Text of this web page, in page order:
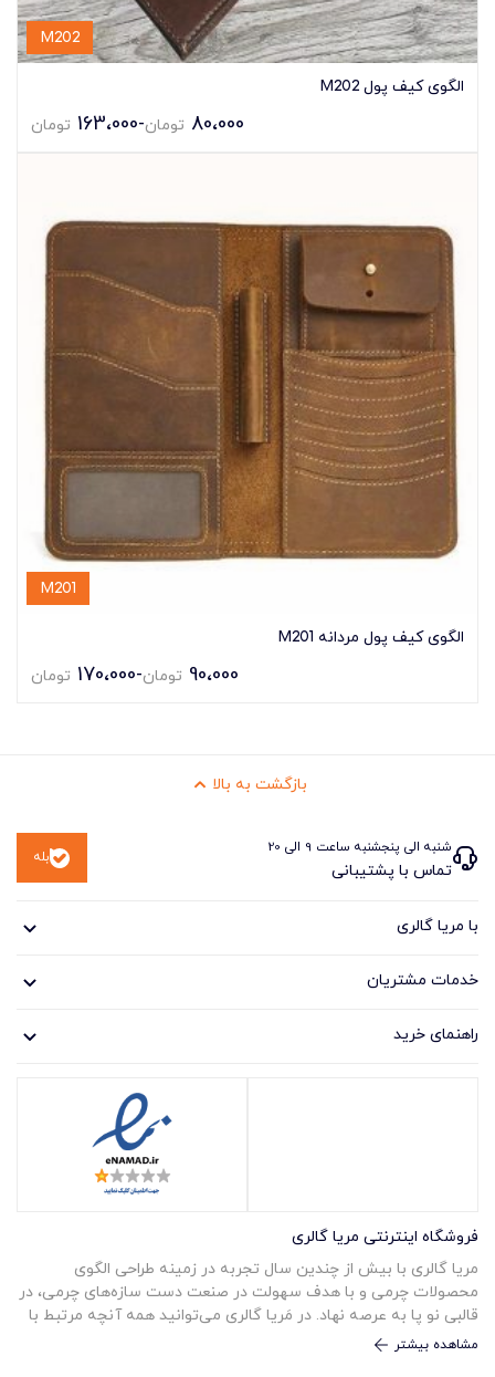
M202
الگوی کیف پول M202
80،000 تومان-163،000 تومان
M201
الگوی کیف پول مردانه M201
90،000 تومان-170،000 تومان
بازگشت به بالا
شنبه الی پنجشنبه ساعت 9 الی 20
تماس با پشتیبانی
بله
با مریا گالری
خدمات مشتریان
راهنمای خرید
فروشگاه اینترنتی مریا گالری
مریا گالری با بیش از چندین سال تجربه در زمینه طراحی الگوی
محصولات چرمی و با هدف سهولت در صنعت دست سازه‌های چرمی، در
قالبی نو پا به عرصه نهاد. در مَریا گالری می‌توانید همه آنچه مرتبط با
محصولات چرمی از انواع
مشاهده بیشتر